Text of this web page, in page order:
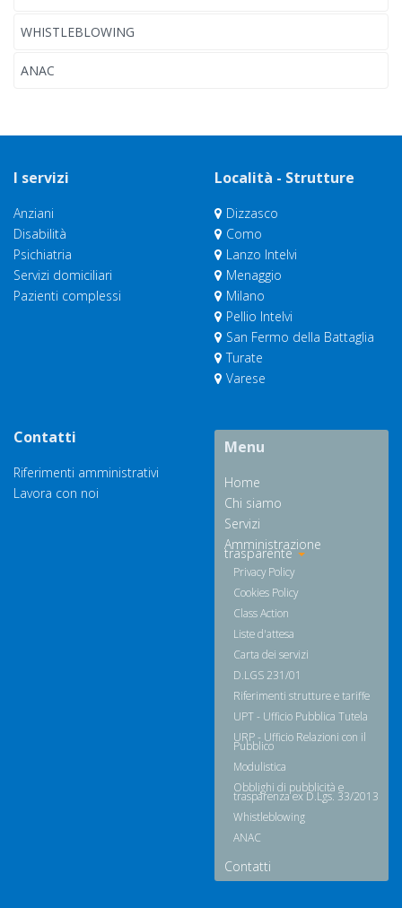
WHISTLEBLOWING
ANAC
I servizi
Anziani
Disabilità
Psichiatria
Servizi domiciliari
Pazienti complessi
Località - Strutture
Dizzasco
Como
Lanzo Intelvi
Menaggio
Milano
Pellio Intelvi
San Fermo della Battaglia
Turate
Varese
Contatti
Riferimenti amministrativi
Lavora con noi
Menu
Home
Chi siamo
Servizi
Amministrazione
trasparente
Privacy Policy
Cookies Policy
Class Action
Liste d'attesa
Carta dei servizi
D.LGS 231/01
Riferimenti strutture e tariffe
UPT - Ufficio Pubblica Tutela
URP - Ufficio Relazioni con il
Pubblico
Modulistica
Obblighi di pubblicità e
trasparenza ex D.Lgs. 33/2013
Whistleblowing
ANAC
Contatti